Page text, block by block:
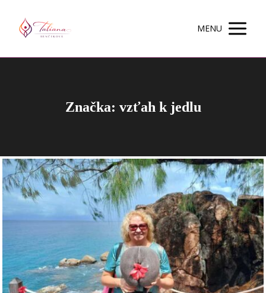
MENU
Značka: vzťah k jedlu